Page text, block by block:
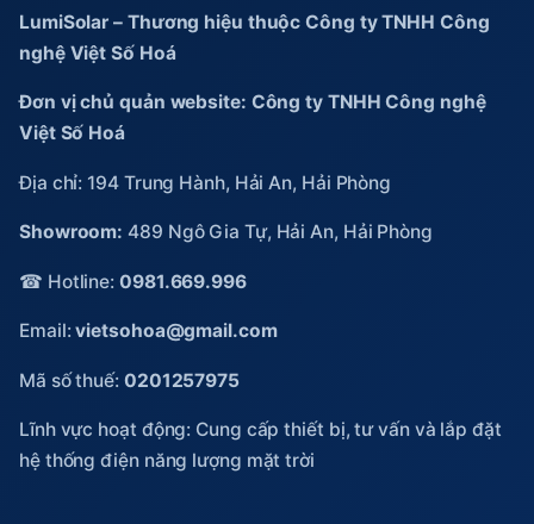
LumiSolar – Thương hiệu thuộc Công ty TNHH Công
nghệ Việt Số Hoá
Đơn vị chủ quản website: Công ty TNHH Công nghệ
Việt Số Hoá
Địa chỉ: 194 Trung Hành, Hải An, Hải Phòng
Showroom: 489 Ngô Gia Tự, Hải An, Hải Phòng
☎ Hotline: 0981.669.996
Email:vietsohoa@gmail.com
Mã số thuế: 0201257975
Lĩnh vực hoạt động: Cung cấp thiết bị, tư vấn và lắp đặt
hệ thống điện năng lượng mặt trời